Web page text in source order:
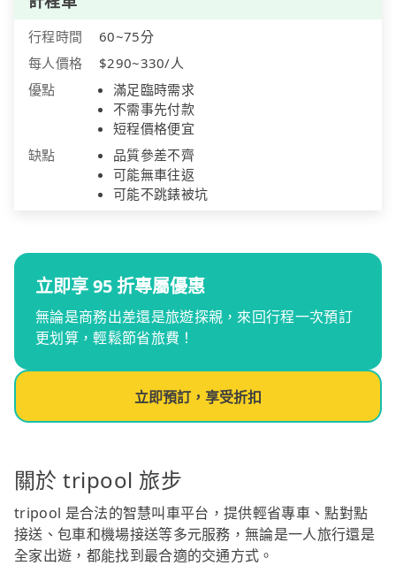
行程時間
60~75分
每人價格
$290~330/人
優點
滿足臨時需求
不需事先付款
短程價格便宜
缺點
品質參差不齊
可能無車往返
可能不跳錶被坑
立即享 95 折專屬優惠
無論是商務出差還是旅遊探親，來回行程一次預訂
更划算，輕鬆節省旅費！
立即預訂，享受折扣
關於 tripool 旅步
tripool 是合法的智慧叫車平台，提供輕省專車、點對點
接送、包車和機場接送等多元服務，無論是一人旅行還是
全家出遊，都能找到最合適的交通方式。